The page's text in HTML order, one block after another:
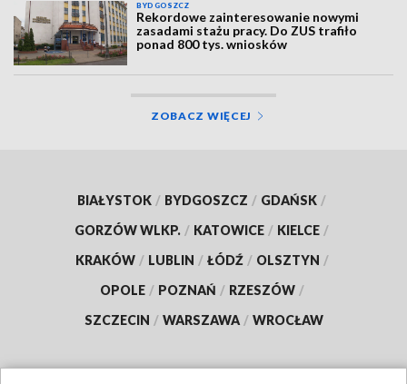
BYDGOSZCZ
Rekordowe zainteresowanie nowymi
zasadami stażu pracy. Do ZUS trafiło
ponad 800 tys. wniosków
ZOBACZ WIĘCEJ
BIAŁYSTOK / BYDGOSZCZ / GDAŃSK /
GORZÓW WLKP. / KATOWICE / KIELCE /
KRAKÓW / LUBLIN / ŁÓDŹ / OLSZTYN /
OPOLE / POZNAŃ / RZESZÓW /
SZCZECIN / WARSZAWA / WROCŁAW